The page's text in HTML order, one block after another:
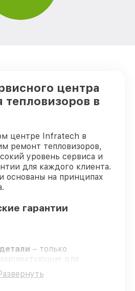
Infratech
центра
тепловизоров в
центре Infratech в
ремонт тепловизоров,
уровень сервиса и
для каждого клиента.
основаны на принципах
гарантии
– только
для
тепловизоров.
специалисты